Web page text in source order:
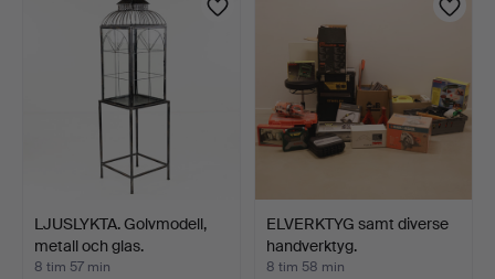
LJUSLYKTA. Golvmodell,
metall och glas.
8 tim 57 min
ELVERKTYG samt diverse
handverktyg.
8 tim 58 min